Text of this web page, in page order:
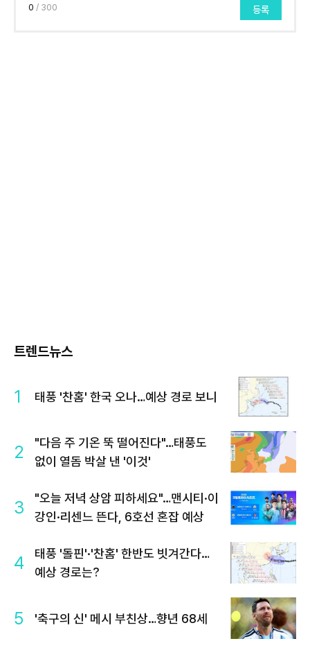
0 / 300 등록
트렌드뉴스
1 태풍 '찬홈' 한국 오나…예상 경로 보니
2
"다음 주 기온 뚝 떨어진다"…태풍도
없이 열돔 박살 낸 '이것'
3
"오늘 저녁 상암 피하세요"…맨시티·이
강인·리센느 뜬다, 6호선 혼잡 예상
4
태풍 '돌핀'·'찬홈' 한반도 빗겨간다…
예상 경로는?
5 '축구의 신' 메시 부친상…향년 68세